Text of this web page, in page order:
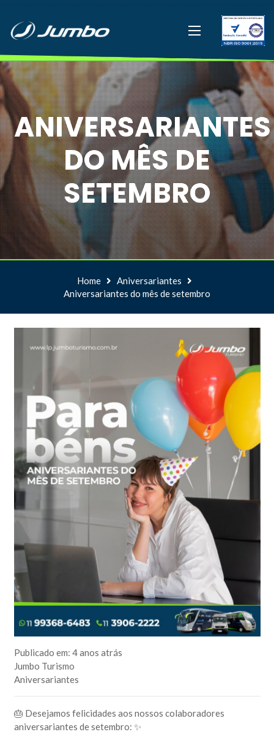
ANIVERSARIANTES
DO MÊS DE
SETEMBRO
Home
Aniversariantes
Aniversariantes do mês de setembro
Publicado em: 4 anos atrás
Jumbo Turismo
Aniversariantes
🎂 Desejamos felicidades aos nossos colaboradores
aniversariantes de setembro: ✨